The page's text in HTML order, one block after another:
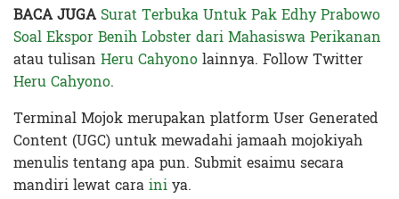
BACA JUGA Surat Terbuka Untuk Pak Edhy Prabowo
Soal Ekspor Benih Lobster dari Mahasiswa Perikanan
atau tulisan Heru Cahyonolainnya. Follow Twitter
Heru Cahyono.
Terminal Mojok merupakan platform User Generated
Content (UGC) untuk mewadahi jamaah mojokiyah
menulis tentang apa pun. Submit esaimu secara
mandiri lewat carainiya.